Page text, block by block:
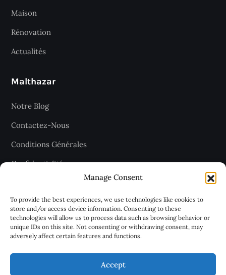
Manage Consent
To provide the best experiences, we use technologies like cookies to
store and/or access device information. Consenting to these
technologies will allow us to process data such as browsing behavior or
unique IDs on this site. Not consenting or withdrawing consent, may
adversely affect certain features and functions.
Accept
Maison
Rénovation
Actualités
Malthazar
Notre Blog
Contactez-Nous
Conditions Générales
Confidentialité
Recevez les dernières articles
chaque jour